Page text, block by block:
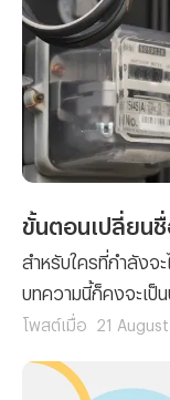
สำหรับใครที่กำลังจ
บทความนี้ก็คงจะเป็
ได้รวบรวมขั้นตอนก
โพสต์เมื่อ 21